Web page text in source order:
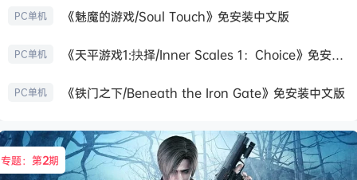
PC单机 《魅魔的游戏/Soul Touch》免安装中文版
PC单机 《天平游戏1:抉择/Inner Scales 1：Choice》免安装中文版
PC单机 《铁门之下/Beneath the Iron Gate》免安装中文版
专题：第2期